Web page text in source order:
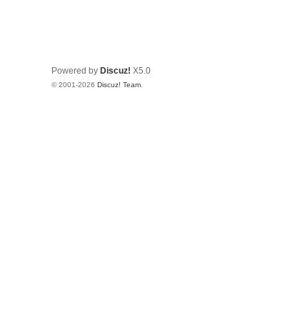
Powered by Discuz! X5.0
© 2001-2026 Discuz! Team